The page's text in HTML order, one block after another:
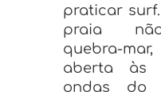
praticar
praia
quebra-
aberta às
ondas do